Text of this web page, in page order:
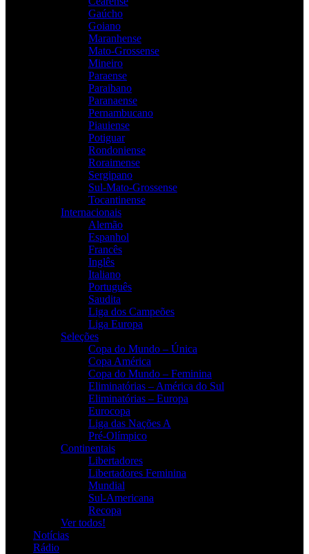
Gaúcho
Goiano
Maranhense
Mato-Grossense
Mineiro
Paraense
Paraibano
Paranaense
Pernambucano
Piauiense
Potiguar
Rondoniense
Roraimense
Sergipano
Sul-Mato-Grossense
Tocantinense
Internacionais
Alemão
Espanhol
Francês
Inglês
Italiano
Português
Saudita
Liga dos Campeões
Liga Europa
Seleções
Copa do Mundo – Única
Copa América
Copa do Mundo – Feminina
Eliminatórias – América do Sul
Eliminatórias – Europa
Eurocopa
Liga das Nações A
Pré-Olímpico
Continentais
Libertadores
Libertadores Feminina
Mundial
Sul-Americana
Recopa
Ver todos!
Notícias
Rádio